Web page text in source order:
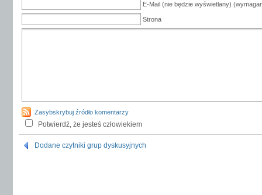
E-Mail (nie będzie wyświetlany)
Strona
Zasybskrybuj źródło komentarzy
Potwierdź, że jesteś człowiekiem
Dodane czytniki grup dyskusyjnych